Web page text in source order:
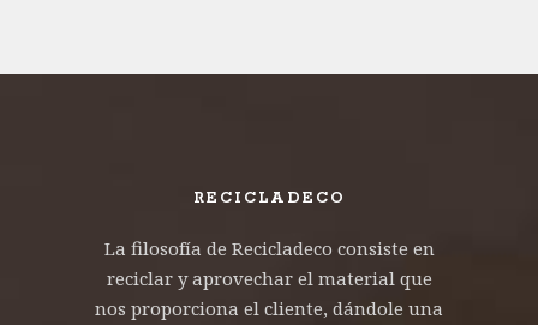
RECICLADECO
La filosofía de Recicladeco consiste en
reciclar y aprovechar el material que
nos proporciona el cliente, dándole una